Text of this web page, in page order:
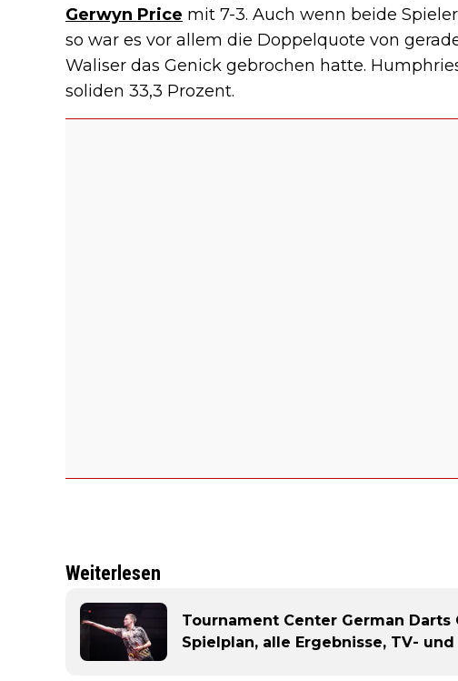
Gerwyn Price mit 7-3. Auch wenn beide
so war es vor allem die Doppelquote von
Waliser das Genick gebrochen hatte.
soliden 33,3 Prozent.
Weiterlesen
Tournament Center German Darts
Spielplan, alle Ergebnisse, TV-